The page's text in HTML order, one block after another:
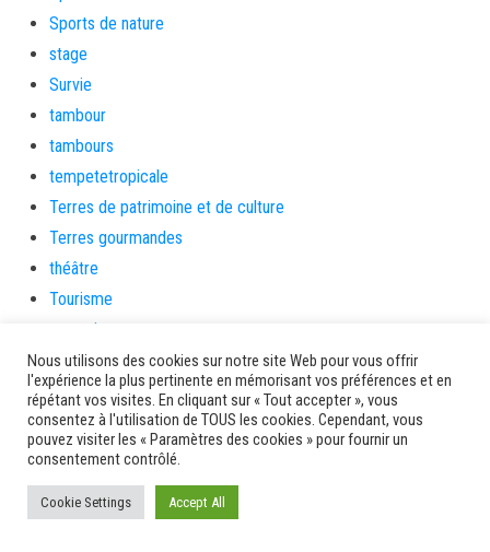
Sports de nature
stage
Survie
tambour
tambours
tempetetropicale
Terres de patrimoine et de culture
Terres gourmandes
théâtre
Tourisme
toussaint
tradition
Transition Energétique
Transport et routes
Travail
Travaux
Travaux THD
Nous utilisons des cookies sur notre site Web pour vous offrir
l'expérience la plus pertinente en mémorisant vos préférences et en
répétant vos visites. En cliquant sur « Tout accepter », vous
consentez à l'utilisation de TOUS les cookies. Cependant, vous
pouvez visiter les « Paramètres des cookies » pour fournir un
consentement contrôlé.
Cookie Settings Accept All